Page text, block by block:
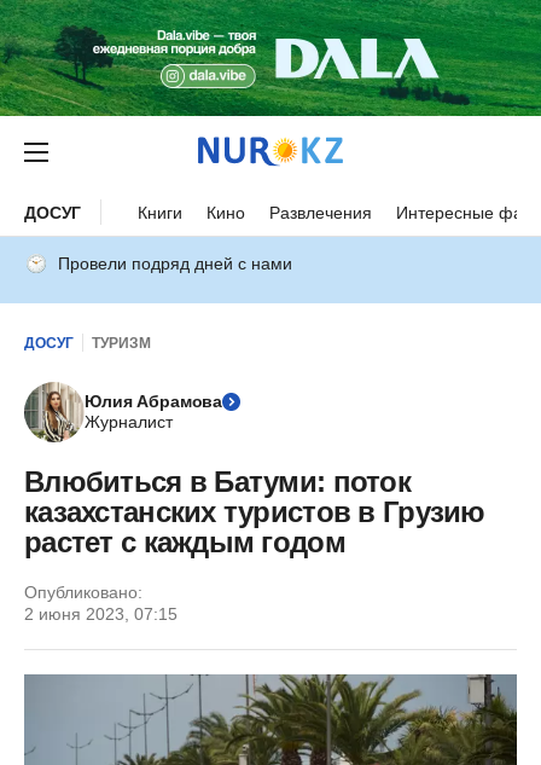
ДОСУГ Книги Кино Развлечения Интересные
Провели подряд дней с нами
ДОСУГ ТУРИЗМ
Юлия Абрамова
Журналист
Влюбиться в Батуми: поток
казахстанских туристов в Грузию
растет с каждым годом
Опубликовано:
2 июня 2023, 07:15